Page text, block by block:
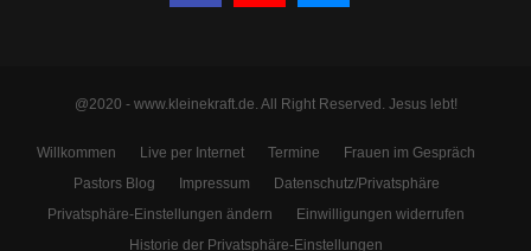
@2020 - www.kleinekraft.de. All Right Reserved. Jesus lebt!
Willkommen Live per Internet Termine
Frauen im Gespräch
Pastors Blog
Impressum
Datenschutz/Privatsphäre
Privatsphäre-Einstellungen ändern
Einwilligungen widerrufen
Historie der Privatsphäre-Einstellungen